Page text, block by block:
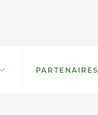
PARTENAIRES